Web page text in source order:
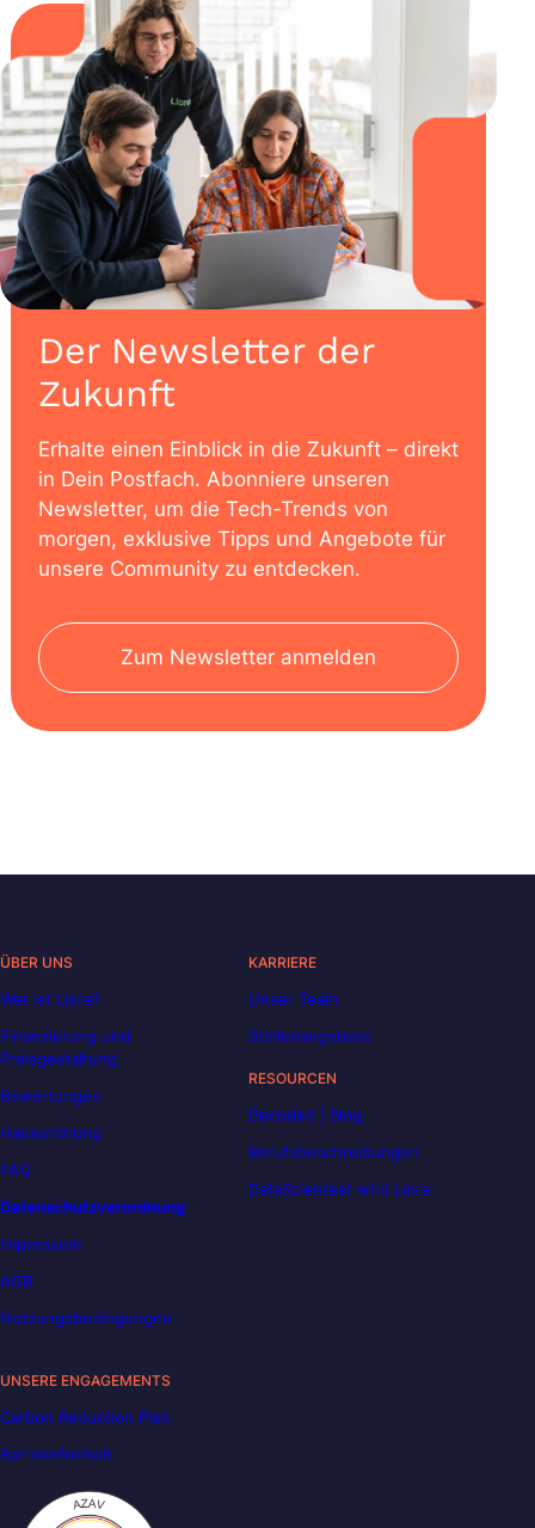
Der Newsletter der
Zukunft
Erhalte einen Einblick in die Zukunft – direkt
in Dein Postfach. Abonniere unseren
Newsletter, um die Tech-Trends von
morgen, exklusive Tipps und Angebote für
unsere Community zu entdecken.
Zum Newsletter anmelden
ÜBER UNS
Wer ist Liora?
Finanzierung und
Preisgestaltung
Bewertungen
Hausordnung
FAQ
Datenschutzverordnung
Impressum
AGB
Nutzungsbedingungen
KARRIERE
Unser Team
Stellenangebote
RESOURCEN
Decoded | Blog
Berufsbeschreibungen
DataScientest wird Liora
UNSERE ENGAGEMENTS
Carbon Reduction Plan
Barrierefreiheit